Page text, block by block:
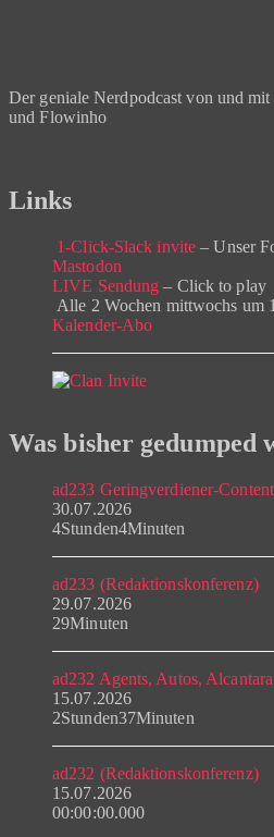
Der geniale Nerdpodcast von und
und Flowinho
Links
1-Click-Slack invite – Unser
Mastodon
LIVE Sendung – Click to play
Alle 2 Wochen mittwochs um
Kalender-Abo
Was bisher gedumped
ad233 Geringverdiener-
30.07.2026
4Stunden4Minuten
ad233 (Redaktionskonferenz)
29.07.2026
29Minuten
ad232 Agents, Autos, Alcantara
15.07.2026
2Stunden37Minuten
ad232 (Redaktionskonferenz)
15.07.2026
00:00:00.000